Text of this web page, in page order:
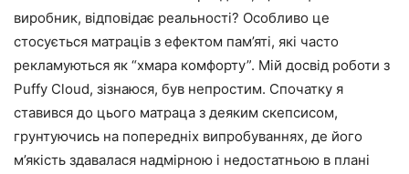
виробник, відповідає реальності? Особливо це
стосується матраців з ефектом пам’яті, які часто
рекламуються як “хмара комфорту”. Мій досвід роботи з
Puffy Cloud, зізнаюся, був непростим. Спочатку я
ставився до цього матраца з деяким скепсисом,
грунтуючись на попередніх випробуваннях, де його
м’якість здавалася надмірною і недостатньою в плані